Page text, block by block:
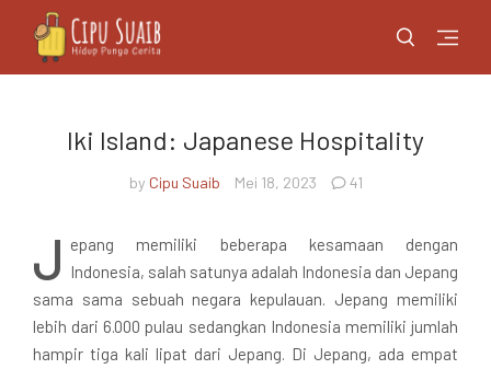
Iki Island: Japanese Hospitality
by Cipu Suaib Mei 18, 2023 41
J epang memiliki beberapa kesamaan dengan
Indonesia, salah satunya adalah Indonesia dan Jepang
sama sama sebuah negara kepulauan. Jepang memiliki
lebih dari 6.000 pulau sedangkan Indonesia memiliki jumlah
hampir tiga kali lipat dari Jepang. Di Jepang, ada empat